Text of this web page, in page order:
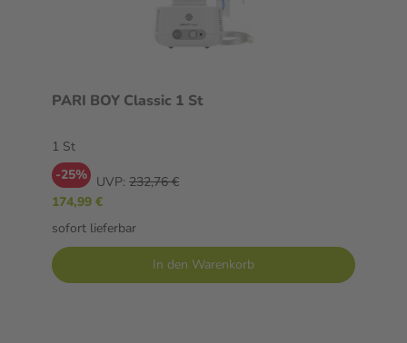
PARI BOY Classic 1 St
1 St
-25% UVP: 232,76 €
174,99 €
sofort lieferbar
In den Warenkorb